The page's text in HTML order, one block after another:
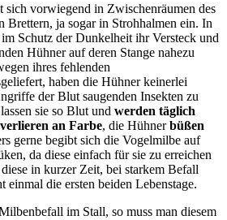
sich vorwiegend in Zwischenräumen des
Brettern, ja sogar in Strohhalmen ein. In
Schutz der Dunkelheit ihr Versteck und
Hühner auf deren Stange nahezu
ihres fehlenden
haben die Hühner keinerlei
der Blut saugenden Insekten zu
sie so Blut und werden täglich
an Farbe, die Hühnerbüßen
gerne begibt sich die Vogelmilbe auf
da diese einfach für sie zu erreichen
in kurzer Zeit, bei starkem Befall
einmal die ersten beiden Lebenstage.
im Stall, so muss man diesem